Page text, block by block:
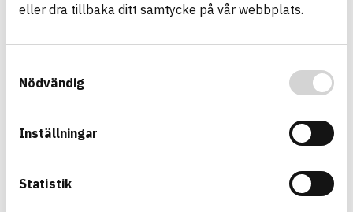
eller dra tillbaka ditt samtycke på vår webbplats.
Nödvändig
Inställningar
Statistik
Bygg med BASTA - medvetna
BASTA-systemet är ensamt på marknaden om att
erbjuda kostnadsfri och publikt tillgänglig
anläggningsprodukter. BASTA-systemet erbjuder
även bedömningskriterier och betyg kopplat till